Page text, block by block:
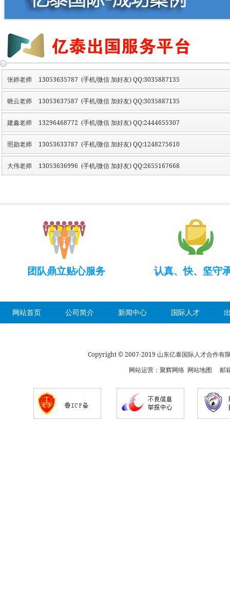
张婷老师 13053635787 (手机/微信 加好友) QQ:3035887135
晓云老师 13053637587 (手机/微信 加好友) QQ:3035887135
建鑫老师 13296468772 (手机/微信 加好友) QQ:2444655307
照勋老师 13053633787 (手机/微信 加好友) QQ:1248275610
大伟老师 13053636996 (手机/微信 加好友) QQ:2655167668
团队鼎立贴心服务 认真、快、坚守
网站首页 公司简介 新闻中心 国际人才
Copyright © 2007-2019 山东亿泰国际人才合作
网站运营： 聚辉网络 网站地图 邮